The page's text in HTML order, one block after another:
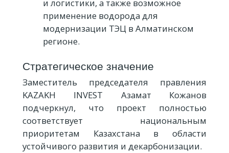
и логистики, а также возможное
применение водорода для
модернизации ТЭЦ в Алматинском
регионе.
Стратегическое значение
Заместитель председателя правления
KAZAKH INVEST Азамат Кожанов
подчеркнул, что проект полностью
соответствует национальным
приоритетам Казахстана в области
устойчивого развития и декарбонизации.